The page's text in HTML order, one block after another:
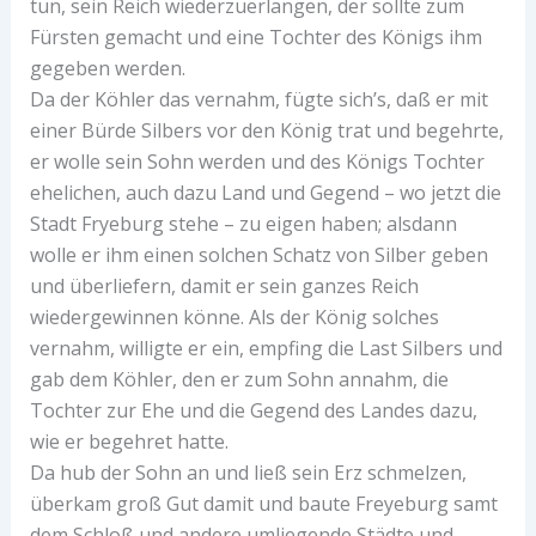
tun, sein Reich wiederzuerlangen, der sollte zum
Fürsten gemacht und eine Tochter des Königs ihm
gegeben werden.
Da der Köhler das vernahm, fügte sich’s, daß er mit
einer Bürde Silbers vor den König trat und begehrte,
er wolle sein Sohn werden und des Königs Tochter
ehelichen, auch dazu Land und Gegend – wo jetzt die
Stadt Fryeburg stehe – zu eigen haben; alsdann
wolle er ihm einen solchen Schatz von Silber geben
und überliefern, damit er sein ganzes Reich
wiedergewinnen könne. Als der König solches
vernahm, willigte er ein, empfing die Last Silbers und
gab dem Köhler, den er zum Sohn annahm, die
Tochter zur Ehe und die Gegend des Landes dazu,
wie er begehret hatte.
Da hub der Sohn an und ließ sein Erz schmelzen,
überkam groß Gut damit und baute Freyeburg samt